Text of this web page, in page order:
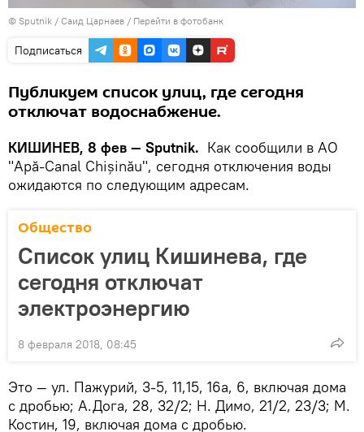
© Sputnik / Саид Царнаев / Перейти в фотобанк
Подписаться
Публикуем список улиц, где сегодня
отключат водоснабжение.
КИШИНЕВ, 8 фев — Sputnik. Как сообщили в АО
"Apă-Canal Chișinău", сегодня отключения воды
ожидаются по следующим адресам.
Общество
Список улиц Кишинева, где
сегодня отключат
электроэнергию
8 февраля 2018, 08:45
Это — ул. Пажурий, 3-5, 11,15, 16a, 6, включая дома
с дробью; А.Дога, 28, 32/2; Н. Димо, 21/2, 23/3; М.
Костин, 19, включая дома с дробью.